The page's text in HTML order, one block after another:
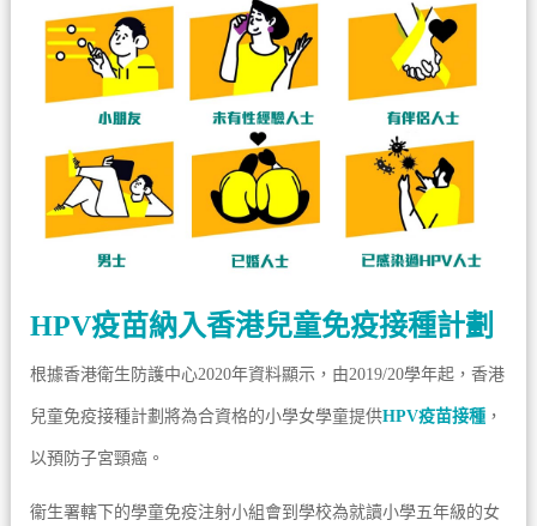
HPV疫苗納入香港兒童免疫接種計劃
根據香港衛生防護中心2020年資料顯示，由2019/20學年起，香港
兒童免疫接種計劃將為合資格的小學女學童提供HPV疫苗接種，
以預防子宮頸癌。
衞生署轄下的學童免疫注射小組會到學校為就讀小學五年級的女